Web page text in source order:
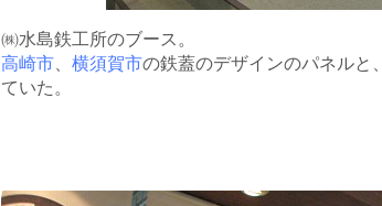
㈱水島鉄工所のブース。
高崎市
横須賀市の鉄蓋のデザインのパネルと、
ていた。